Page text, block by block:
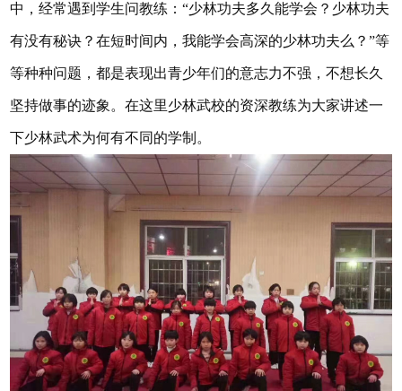
中，经常遇到学生问教练：“少林功夫多久能学会？少林功夫
有没有秘诀？在短时间内，我能学会高深的少林功夫么？”等
等种种问题，都是表现出青少年们的意志力不强，不想长久
坚持做事的迹象。在这里少林武校的资深教练为大家讲述一
下少林武术为何有不同的学制。